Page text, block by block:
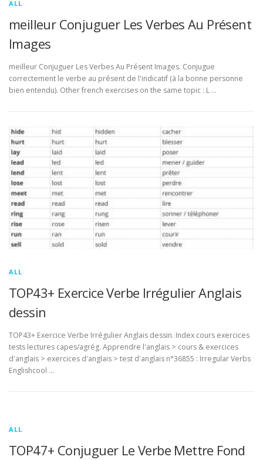
ALL
meilleur Conjuguer Les Verbes Au Présent
Images
meilleur Conjuguer Les Verbes Au Présent Images. Conjugue
correctement le verbe au présent de l'indicatif (à la bonne personne
bien entendu). Other french exercises on the same topic : L …
ALL
TOP43+ Exercice Verbe Irrégulier Anglais
dessin
TOP43+ Exercice Verbe Irrégulier Anglais dessin. Index cours exercices
tests lectures capes/agrég. Apprendre l'anglais > cours & exercices
d'anglais > exercices d'anglais > test d'anglais n°36855 : Irregular Verbs
Englishcool …
ALL
TOP47+ Conjuguer Le Verbe Mettre Fond